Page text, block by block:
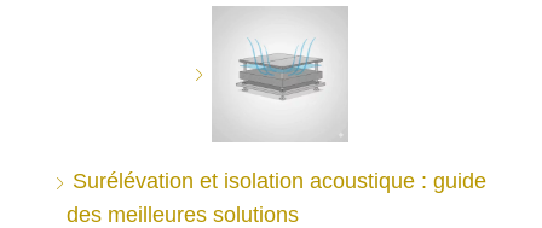
Surélévation et isolation acoustique : guide
des meilleures solutions